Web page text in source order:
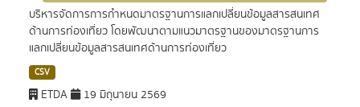
บริหารจัดการการกำหนดมาตรฐานการแลกเปลี่ยนข้อมูลสารสนเทศ
ด้านการท่องเที่ยว โดยพัฒนาตามแนวมาตรฐานของมาตรฐานการ
แลกเปลี่ยนข้อมูลสารสนเทศด้านการท่องเที่ยว
CSV
ETDA 19 มิถุนายน 2569